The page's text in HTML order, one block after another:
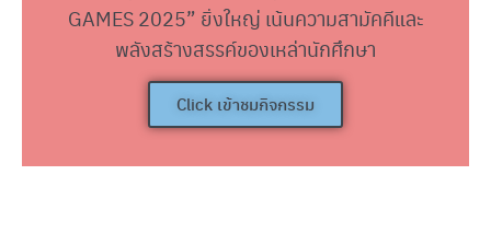
GAMES 2025” ยิ่งใหญ่ เน้นความสามัคคีและ
พลังสร้างสรรค์ของเหล่านักศึกษา
Click เข้าชมกิจกรรม